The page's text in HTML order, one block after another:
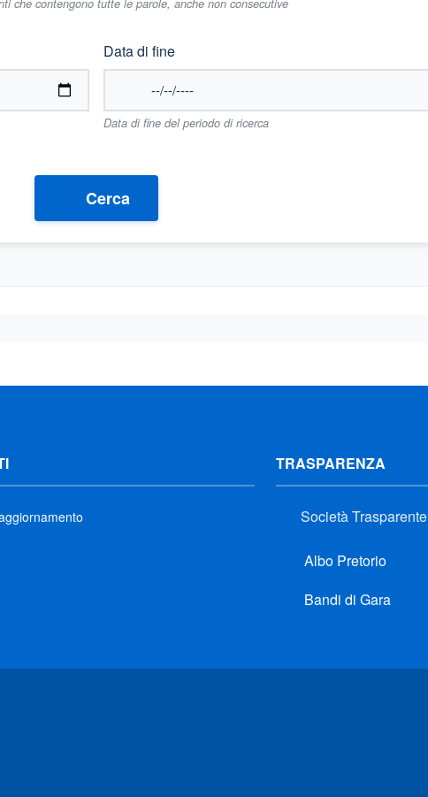
che contengono tutte le parole, anche non consecutive
Data di fine
Data di fine del periodo di ricerca
Cerca
TRASPARENZA
Società Trasparente
Albo Pretorio
Bandi di Gara